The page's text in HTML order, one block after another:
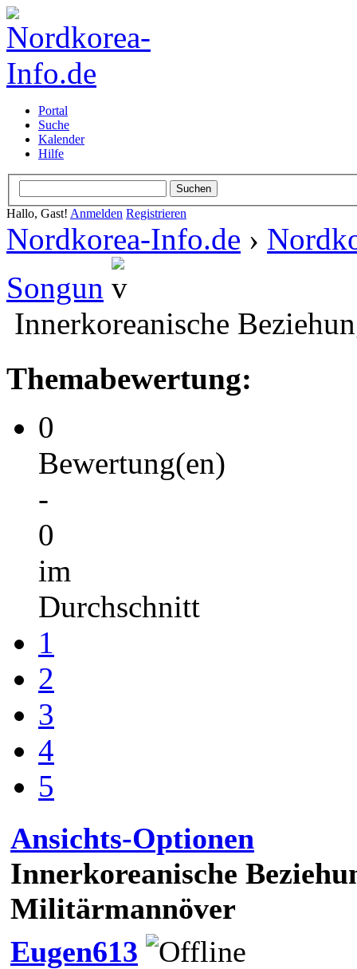
Portal
Suche
Kalender
Hilfe
Hallo, Gast! Anmelden Registrieren
Nordkorea-Info.de ›
Songun
Innerkoreanische
Themabewertung:
0
Bewertung(en)
-
0
im
Durchschnitt
1
2
3
4
5
Ansichts-Optionen
Innerkoreanische
Militärmannöver
Eugen613